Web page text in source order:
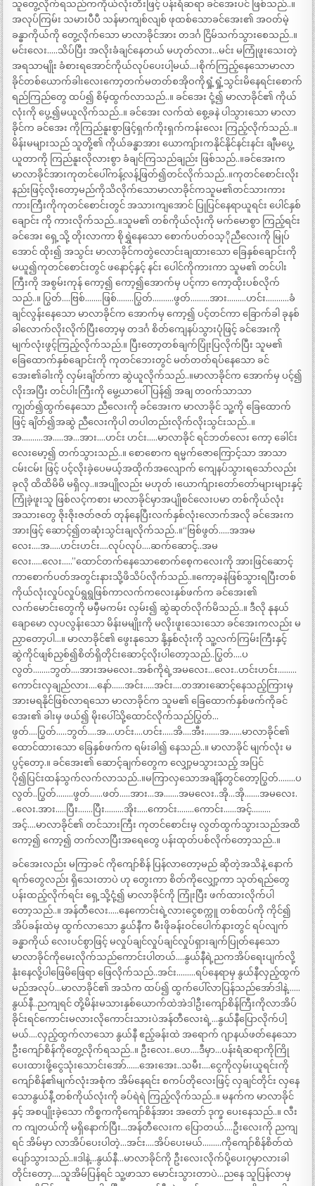
သူတွေ့လိုက်ရသည်ကကိုယ်လုံးတီးဖြင့် ပန်းရံဆရာ ခင်အေးပင် ဖြစ်သည်..။
အလုပ်ကြမ်း သမားပီပီ သန်မာကျစ်လျစ် ဖုထစ်သောခင်အေး၏ အဝတ်မဲ့
ခန္ဓာကိုယ်ကို တွေ့လိုက်သော မာလာခိုင်အား တဒင်္ဂ ငြိမ်သက်သွားစေသည်..။
မင်းလေး…..သိပ်ပြီး အလိုးခံချင်နေတယ် မဟုတ်လား…မင်း မကြုံဖူးသေးတဲ့
အရသာမျိုး ခံစားရအောင်ကိုယ်လုပ်ပေးပါ့မယ်…၊စိုက်ကြည့်နေသောမာလာ
ခိုင်တစ်ယောက်ခါးလေးကော့တက်မတတ်စအိုဝကိုရှုံ့ရှုံ့သွင်းမိနေရင်းစောက်
ရည်ကြည်တွေ ထပ်၍ စိမ့်ထွက်လာသည်..။ ခင်အေး ငုံ့၍ မာလာခိုင်၏ ကိုယ်
လုံးကို ပွေ့၍မယူလိုက်သည်..။ ခင်အေး လက်ထဲ စွေ့ခနဲ ပါသွားသော မာလာ
ခိုင်က ခင်အေး ကိုကြည်နူးစွာဖြင့်ရှက်ကိုးရှက်ကန်းလေး ကြည့်လိုက်သည်..။
မိန်းမများသည် သူတို့၏ ကိုယ်ခန္ဓာအား ယောကျ်ားကနိုင်နိုင်နင်းနင်း ချီမပွေ့
ယူတာကို ကြည်နူးလိုလားစွာ ခံချင်ကြသည်ချည်း ဖြစ်သည်..။ခင်အေးက
မာလာခိုင်အားကုတင်ပေါ်ကန့်လန့်ဖြတ်၍တင်လိုက်သည်..။ကုတင်စောင်းလိုး
နည်းဖြင့်လိုးတော့မည်ကိုသိလိုက်သောမာလာခိုင်ကသူမ၏တင်သားကား
ကားကြီးကိုကုတင်စောင်းတွင် အသားကျအောင် ပြုပြင်နေရာယူရင်း ပေါင်နှစ်
ချောင်း ကို ကားလိုက်သည်..။သူမ၏ တစ်ကိုယ်လုံးကို မက်မောစွာ ကြည့်ရင်း
ခင်အေး ရှေ့သို့ တိုးလာကာ စိုရွှဲနေသော စောက်ပတ်ဝသ့ိုညီလေးကို မြုပ်
အောင် ထိုး၍ အသွင်း မာလာခိုင်ကတွဲလောင်းချထားသော ခြေနှစ်ချောင်းကို
မယူ၍ကုတင်စောင်းတွင် ဖနောင့်နှင့် နင်း ပေါင်ကိုကားကာ သူမ၏ တင်ပါး
ကြီးကို အစွမ်းကုန် ကော့၍ ကော့၍အောက်မှ ပင့်ကာ ကော့ထိုးပစ်လိုက်
သည်..။ ပြွတ်….ဗြစ်……..ဖြစ်……..ပြွတ်……….ဖွတ်………အား………ဟင်း………..ခံ
ချင်လွန်းနေသော မာလာခိုင်က အောက်မှ ကော့၍ ပင့်တင်ကာ ခြောက်ခါ ခုနစ်
ခါလောက်လိုးလိုက်ပြီးတော့မှ တဒင်္ဂ စိတ်ကျေနပ်သွားပုံဖြင့် ခင်အေးကို
မျက်လုံးဖွင့်ကြည့်လိုက်သည်.။ ပြီးတော့တစ်ချက်ပြုံးပြလိုက်ပြီး သူမ၏
ခြေထောက်နှစ်ချောင်းကို ကုတင်ဘေးတွင် မတ်တတ်ရပ်နေသော ခင်
အေး၏ခါးကို လှမ်းချိတ်ကာ ဆွဲယူလိုက်သည်..။မာလာခိုင်က အောက်မှ ပင့်၍
လိုးအပြီး တင်ပါးကြီးကို မွေ့ယာပေါ်ပြန်၍ အချ တဝက်သာသာ
ကျွတ်၍ထွက်နေသော ညီလေးကို ခင်အေးက မာလာခိုင် သူ့ကို ခြေထောက်
ဖြင့် ချိတ်၍အဆွဲ ညီလေးကိုပါ တပါတည်းလိုက်လိုးသွင်းသည်..။
အ……….အ…..အ…အား….ဟင်း ဟင်း…..မာလာခိုင် ရင်ဘတ်လေး ကော့ ခေါင်း
လေးမော့၍ တက်သွားသည်..။ စောစောက ရမ္မက်ဇောကြောင့်သာ အာသာ
ငမ်းငမ်း ဖြင့် ပင့်လိုးခဲ့ပေမယ့်အထိုက်အလျောက် ကျေနပ်သွားရသော်လည်း
ခုလို ထိထိမိမိ မရှိလှ..။အပျိုလည်း မဟုတ် ၊ယောက်ျားတော်တော်များများနှင့်
ကြုံခဲ့ဖူးသူ ဖြစ်လင့်ကစား မာလာခိုင်မှာအပျိုစင်လေးပမာ တစ်ကိုယ်လုံး
အသားတွေ ဇိုးဇိုးဇတ်ဇတ် တုန်နေပြီးလက်နှစ်လုံးလောက်အလို ခင်အေးက
အားဖြင့် ဆောင့်၍တဆုံးသွင်းချလိုက်သည်..။“ဗြစ်ဖွတ်…..အအမ
လေး….အ…..ဟင်းဟင်း….လုပ်လုပ်….ဆက်ဆောင့်..အမ
လေး…..လေး…..”ထောင်တက်နေသောစောက်စေ့ကလေးကို အားဖြင်ဆောင့်
ကာစောက်ပတ်အတွင်းနားသို့ဖိသိပ်လိုက်သည်..။ကော့ခနဲဖြစ်သွားရပြီးတစ်
ကိုယ်လုံးလှုပ်လှုပ်ရွရွဖြစ်ကာလက်ကလေးနှစ်ဖက်က ခင်အေး၏
လက်မောင်းတွေကို မမှီမကမ်း လှမ်း၍ ဆွဲဆုတ်လိုက်မိသည်..။ ဒီလို နုနယ်
ချောမော လှပလွန်းသော မိန်းမမျိုးကို မလိုးဖူးသေးသော ခင်အေးကလည်း မ
ညှာတော့ပါ…။ မာလာခိုင်၏ ဖွေးနုသော နို့နှစ်လုံးကို သူ့လက်ကြမ်းကြီးနှင့်
ဆွဲကိုင်ဖျစ်ညှစ်၍စိတ်ရှိတိုင်းဆောင့်လိုးပါတော့သည်..ပြွတ်….ပ
လွတ်……..ဘွတ်….အားအမလေး..အစ်ကိုရဲ့အမလေး…လေး..ဟင်းဟင်း………
ကောင်းလှချည်လား….နော်……အင်း…..အင်း….တအားဆောင့်နေသည့်ကြားမှ
အားမရနိုင်ဖြစ်လာရသော မာလာခိုင်က သူမ၏ ခြေထောက်နှစ်ဖက်ကိုခင်
အေး၏ ခါးမှ ဖယ်၍ မိုးပေါ်သို့ထောင်လိုက်သည်ပြွတ်…
ဖွတ်….ပြွတ်…..ဘွတ်….အ….ဟင်း….ဟင်း…..အိ….အီး…….အ……မာလာခိုင်၏
ထောင်ထားသော ခြေနှစ်ဖက်က ရမ်းခါ၍ နေသည်..။ မာလာခိုင် မျက်လုံး မ
ပွင့်တော့.။ ခင်အေး၏ ဆောင့်ချက်တွေက လျှော့မသွားသည့် အပြင်
ပို၍ပြင်းထန်သွက်လက်လာသည်..။မကြာလှသောအချိန်တွင်တော့ပြွတ်……..ပ
လွတ်..ပြွတ်……..ဖွတ်……ဖတ်…..အား…အ…….အမလေး..အို…အို…….အမလေး.
..လေး.အား…..ပြီး…….ပြီး………အိုး…..ကောင်း……..ကောင်း……အင့်………
အင့်….မာလာခိုင်၏ တင်သားကြီး ကုတင်စောင်းမှ လွတ်ထွက်သွားသည်အထိ
ကော့၍ ကော့၍ တက်လာပြီးအရေတွေ ပန်းထုတ်ပစ်လိုက်တော့သည်..။
ခင်အေးလည်း မကြာခင် ကိုကျော်စိန် ပြန်လာတော့မည် ဆိုတဲ့အသိနဲ့ နောက်
ရက်တွေလည်း ရှိသေးတာပဲ ဟု တွေးကာ စိတ်ကိုလျှော့ကာ သုတ်ရည်တွေ
ပန်းထည့်လိုက်ရင်း ရှေ့သို့ငုံ့၍ မာလာခိုင်ကို ကြုံးပြီး ဖက်ထားလိုက်ပါ
တော့သည်..။ အန်တီလေး…..နေကောင်းရဲ့လားငွေစက္ကူ တစ်ထပ်ကို ကိုင်၍
အိပ်ခန်းထဲမှ ထွက်လာသော နွယ်နီက မီးဖိုခန်းဝင်ပေါက်နားတွင် ရပ်လျက်
ခန္ဓာကိုယ် လေးပင်စွာဖြင့် မလှုပ်ချင်လှုပ်ချင်လှုပ်ရှားချက်ပြုတ်နေသော
မာလာခိုင်ကိုမေးလိုက်သည်ကောင်းပါတယ်….နွယ်နီရဲ့ညကအိပ်ရေးပျက်လို့
နုံးနေလို့ပါဖြေမိဖြေရာ ဖြေလိုက်သည်..အင်း………ရပ်နေရာမှ နွယ်နီလှည့်ထွက်
မည်အလုပ်…မာလာခိုင်၏ အသံက ထပ်၍ ထွက်ပေါ်လာပြန်သည်အော်ဒါနဲ့……
နွယ်နီ..ညကျရင် တို့မိန်းမသားနှစ်ယောက်ထဲအဲဒါဦးကျော်စိန်ကြီးကိုလာအိပ်
ခိုင်းရင်ကောင်းမလားလိုကောင်းသားပဲအန်တီလေးရဲ့…နွယ်နီပြောလိုက်ပါ့
မယ်….လှည့်ထွက်လာသော နွယ်နီ ဧည့်ခန်းထဲ အရောက် ဂျာနယ်ဖတ်နေသော
ဦးကျော်စိန်ကိုတွေ့လိုက်ရသည်..။ ဦးလေး..ဟေ….ဒီမှာ…ပန်းရံဆရာကိုကြို
ပေးထားဖို့ငွေသုံးသောင်းအော်……အေးအေး..သမီး….ငွေကိုလှမ်းယူရင်းကို
ကျော်စိန်၏မျက်လုံးအစုံက အိမ်နေရင်း စကပ်တိုလေးဖြင့် လှချင်တိုင်း လှနေ
သောနွယ်နီ့ တစ်ကိုယ်လုံးကို ခပ်ရဲရဲ ကြည့်လိုက်သည်..။ မနက်က မာလာခိုင်
နှင့် အစပျိုးခဲ့သော ကိစ္စကကိုကျော်စိန်အား အတော် ဒုက္ခ ပေးနေသည်..။ လီး
က ကျတယ်ကို မရှိနောက်ပြီး…အန်တီလေးက ပြောတယ်….ဦးလေးကို ညကျ
ရင် အိမ်မှာ လာအိပ်ပေးပါတဲ့…အင်း….အိပ်ပေးမယ်………ကိုကျော်စိန်စိတ်ထဲ
ပျော်သွားသည်..။ဒါနဲ့…နွယ်နီ…မာလာခိုင်ကို ဦးလေးလိုက်ပို့ပေး၇မှာလားခါ
တိုင်းတော့….သူအိမ်ပြန်ရင် သူ့ဖာသာ မောင်းသွားတာပဲ…ညနေ သူပြန်လာမှ